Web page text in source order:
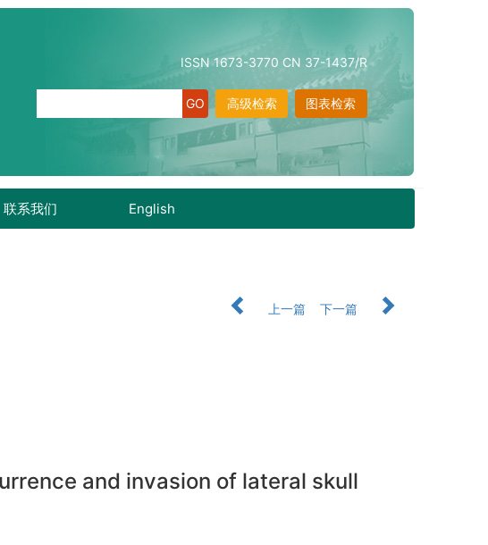
ISSN 1673-3770 CN 37-1437/R
图表检索
高级检索
联系我们 English
上一篇
下一篇
and invasion of lateral skull